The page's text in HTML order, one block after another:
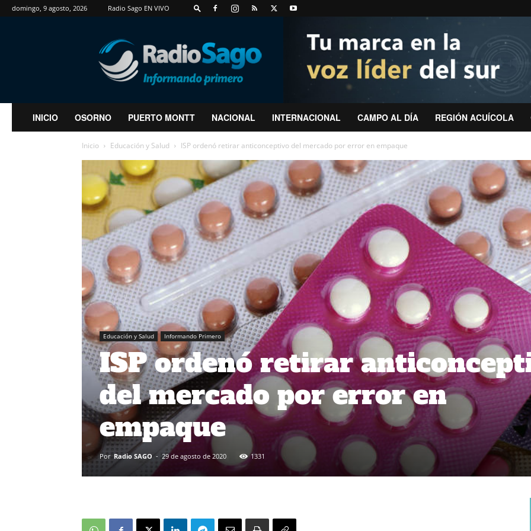
domingo, 9 agosto, 2026 Radio Sago EN VIVO
RadioSago
INICIO OSORNO PUERTO MONTT NACIONAL INTERNACIONAL CAMPO AL DÍA REGIÓN ACUÍCOLA
Inicio Educación y Salud ISP ordenó retirar anticonceptivo del mercado por error en empaque
Educación y Salud Informando Primero
ISP ordenó retirar
del mercado por error en
empaque
Por Radio SAGO - 29 de agosto de 2020 1331